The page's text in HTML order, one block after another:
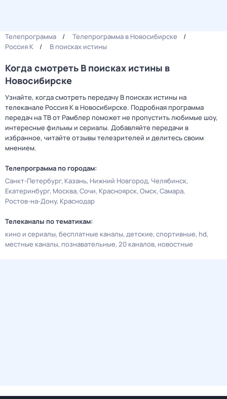
Телепрограмма
Телепрограмма в Новосибирске
Россия К
В поисках истины
Когда смотреть В поисках истины в
Новосибирске
Узнайте, когда смотреть передачу В поисках истины на
телеканале Россия К в Новосибирске. Подробная программа
передач на ТВ от Рамблер поможет не пропустить любимые шоу,
интересные фильмы и сериалы. Добавляйте передачи в
избранное, читайте отзывы телезрителей и делитесь своим
мнением.
Телепрограмма по городам:
Санкт-Петербург Казань Нижний Новгород Челябинск
Екатеринбург Москва Сочи Красноярск Омск Самара
Ростов-на-Дону Краснодар
Телеканалы по тематикам:
кино и сериалы бесплатные каналы детские спортивные hd
местные каналы познавательные 20 каналов новостные